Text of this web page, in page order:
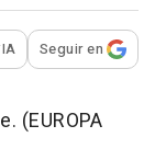
para
IA Seguir en
(EUROPA